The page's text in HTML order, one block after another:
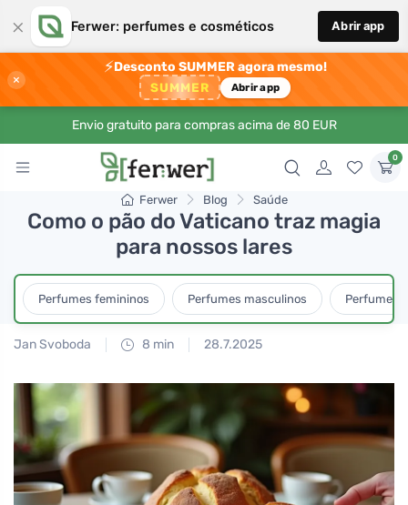
× Ferwer: perfumes e cosméticos Abrir app
×
⚡Desconto SUMMER agora mesmo!
SUMMER Abrir app
Envio gratuito para compras acima de 80 EUR
0
Ferwer Blog Saúde
Como o pão do Vaticano traz magia
para nossos lares
Perfumes femininos Perfumes masculinos Perfumes
Jan Svoboda 8 min 28.7.2025